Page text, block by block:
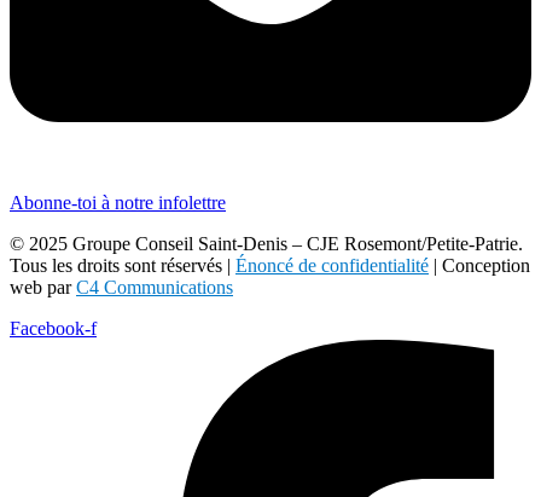
Abonne-toi à notre infolettre
© 2025 Groupe Conseil Saint-Denis – CJE Rosemont/Petite-Patrie.
Tous les droits sont réservés | Énoncé de confidentialité | Conception
web parC4 Communications
Facebook-f